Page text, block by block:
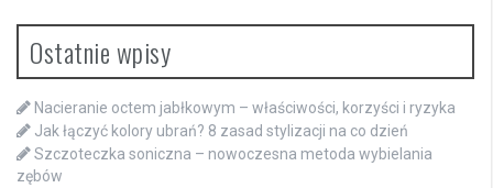
Ostatnie wpisy
Nacieranie octem jabłkowym – właściwości, korzyści i ryzyka
Jak łączyć kolory ubrań? 8 zasad stylizacji na co dzień
Szczoteczka soniczna – nowoczesna metoda wybielania
zębów